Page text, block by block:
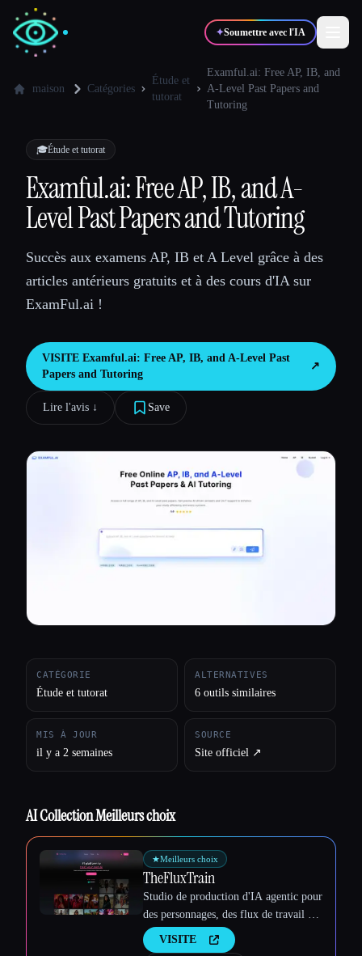
✦Soumettre avec l'IA
💻 Développeurs 📈Marketeurs
🎓 Étudiants 🎬Créateurs
Comparer les outils
Toutes les catégories
maison Catégories
Étude et
tutorat
Examful.ai: Free AP, IB, and
A-Level Past Papers and
Tutoring
🎓Étude et tutorat
Examful.ai: Free AP, IB, and A-
Level Past Papers and Tutoring
Succès aux examens AP, IB et A Level grâce à des
articles antérieurs gratuits et à des cours d'IA sur
ExamFul.ai !
VISITE Examful.ai: Free AP, IB, and A-Level Past
Papers and Tutoring
↗︎
Lire l'avis ↓︎ Save
CATÉGORIE
Étude et tutorat
ALTERNATIVES
6 outils similaires
MIS À JOUR
il y a 2 semaines
SOURCE
Site officiel ↗︎
AI Collection Meilleurs choix
★Meilleurs choix
TheFluxTrain
Studio de production d'IA agentic pour
des personnages, des flux de travail et
des vidéos cohérents
VISITE